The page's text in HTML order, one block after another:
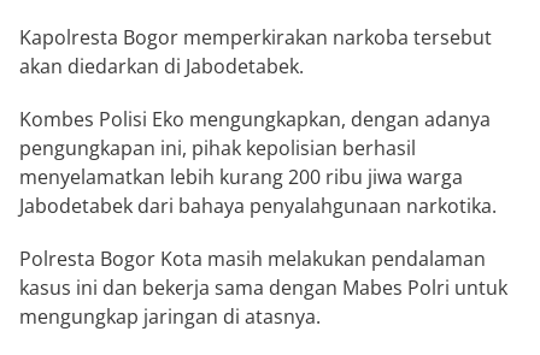
Kapolresta Bogor memperkirakan narkoba tersebut
akan diedarkan di Jabodetabek.
Kombes Polisi Eko mengungkapkan, dengan adanya
pengungkapan ini, pihak kepolisian berhasil
menyelamatkan lebih kurang 200 ribu jiwa warga
Jabodetabek dari bahaya penyalahgunaan narkotika.
Polresta Bogor Kota masih melakukan pendalaman
kasus ini dan bekerja sama dengan Mabes Polri untuk
mengungkap jaringan di atasnya.